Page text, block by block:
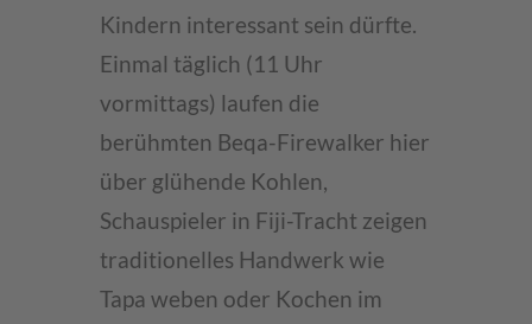
Kindern interessant sein dürfte.
Einmal täglich (11 Uhr
vormittags) laufen die
berühmten Beqa-Firewalker hier
über glühende Kohlen,
Schauspieler in Fiji-Tracht zeigen
traditionelles Handwerk wie
Tapa weben oder Kochen im